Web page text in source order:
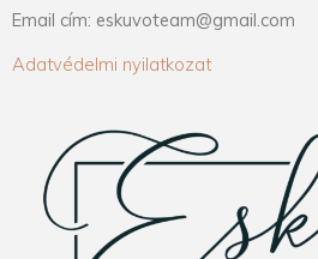
Email cím: eskuvoteam@gmail.com
Adatvédelmi nyilatkozat